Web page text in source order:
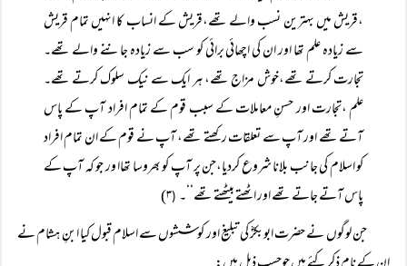
،قریش میں بہترین نسب والے تھے،قریش کے انساب کا انہیں تمام قریش
سے زیادہ علم تھا اور ان کی اچھائی برائی کو سب سے زیادہ جاننے والے تھے۔
تجارت کرتے تھے،خوش مزاج تھے، ہر ایک سے نیک سلوک کرتے تھے۔
علم ،تجارت اور حسنِ معاملات کے سبب قوم کے تمام افراد آپ کے پاس
آتے تھے اور آپ سے تعلقات رکھتے تھے، آپ نے قوم کے ان تمام افراد
کو اسلام کی جانب بلانا شروع کردیا،جن پر آپ کو بھروسا تھاا ور جو کہ آپ کے
پاس آتے جاتے تھے اور اٹھتے بیٹھتے تھے‘‘۔ (۳)
جن لوگوں نے حضرت ابوبکرؓ کی تبلیغ اور کوششوں سے اسلام قبول کیا ابنِ ہشام نے